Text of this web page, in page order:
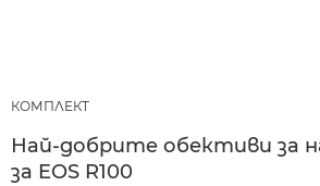
КОМПЛЕКТ
Най-добрите обективи за
за EOS R100